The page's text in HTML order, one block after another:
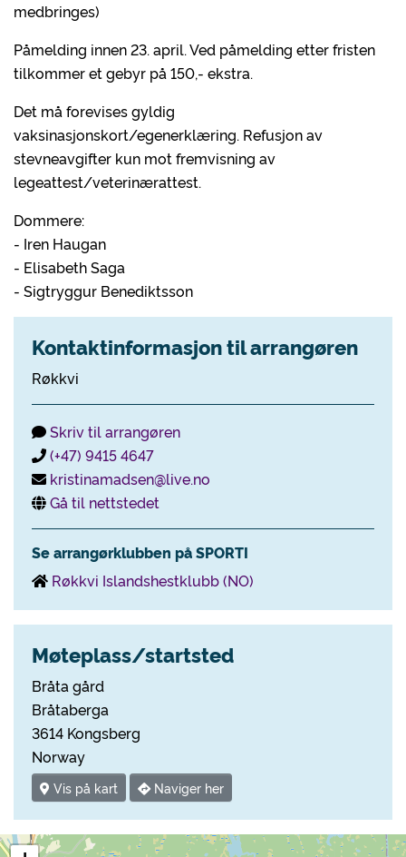
medbringes)
Påmelding innen 23. april. Ved påmelding etter fristen
tilkommer et gebyr på 150,- ekstra.
Det må forevises gyldig
vaksinasjonskort/egenerklæring. Refusjon av
stevneavgifter kun mot fremvisning av
legeattest/veterinærattest.
Dommere:
- Iren Haugan
- Elisabeth Saga
- Sigtryggur Benediktsson
Kontaktinformasjon til arrangøren
Røkkvi
Skriv til arrangøren
(+47) 9415 4647
kristinamadsen@live.no
Gå til nettstedet
Se arrangørklubben på SPORTI
Røkkvi Islandshestklubb (NO)
Møteplass/startsted
Bråta gård
Bråtaberga
3614 Kongsberg
Norway
Vis på kart Naviger her